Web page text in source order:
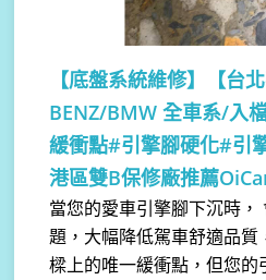
【底盤系統維修】
【台
BENZ/BMW 全車系/入
緩衝點#引擎腳硬化#引
港區雙B保修廠推薦
當您的愛車引擎腳下沉時
題，大幅降低駕車舒適品質
樑上的唯一緩衝點，但您的